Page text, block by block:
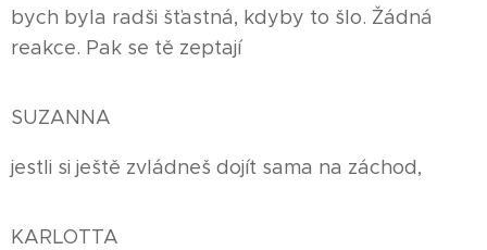
bych byla radši šťastná, kdyby to šlo. Žádná
reakce. Pak se tě zeptají
SUZANNA
jestli si ještě zvládneš dojít sama na záchod,
KARLOTTA